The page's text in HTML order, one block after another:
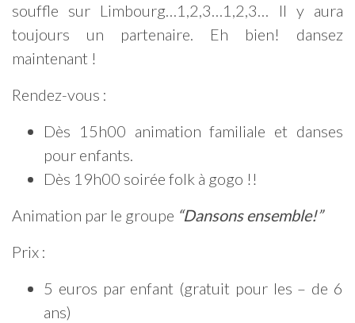
souffle sur Limbourg…1,2,3…1,2,3… Il y aura
toujours un partenaire. Eh bien! dansez
maintenant !
Rendez-vous :
Dès 15h00 animation familiale et danses
pour enfants.
Dès 19h00 soirée folk à gogo !!
Animation par le groupe “Dansons ensemble!”
Prix :
5 euros par enfant (gratuit pour les – de 6
ans)